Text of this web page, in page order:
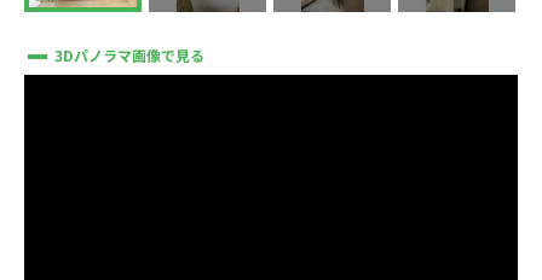
3Dパノラマ画像で見る